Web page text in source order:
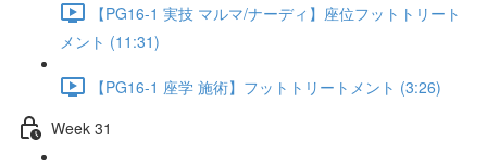
【PG16-1 実技 マルマ/ナーディ】座位フットトリート
メント (11:31)
【PG16-1 座学 施術】フットトリートメント (3:26)
Week 31